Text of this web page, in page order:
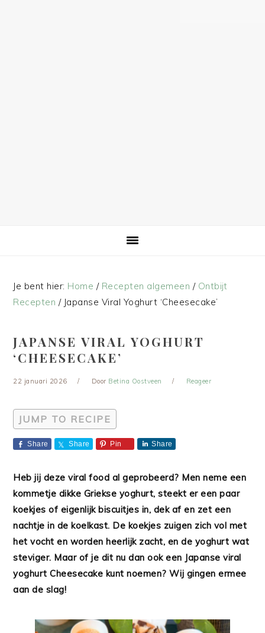
Je bent hier: Home / Recepten algemeen / Ontbijt
Recepten /Japanse Viral Yoghurt ‘Cheesecake’
JAPANSE VIRAL YOGHURT
‘CHEESECAKE’
22 januari 2026 Door Betina Oostveen Reageer
JUMP TO RECIPE
Share Share Pin Share
Heb jij deze viral food al geprobeerd? Men neme een
kommetje dikke Griekse yoghurt, steekt er een paar
koekjes of eigenlijk biscuitjes in, dek af en zet een
nachtje in de koelkast. De koekjes zuigen zich vol met
het vocht en worden heerlijk zacht, en de yoghurt wat
steviger. Maar of je dit nu dan ook een Japanse viral
yoghurt Cheesecake kunt noemen? Wij gingen ermee
aan de slag!